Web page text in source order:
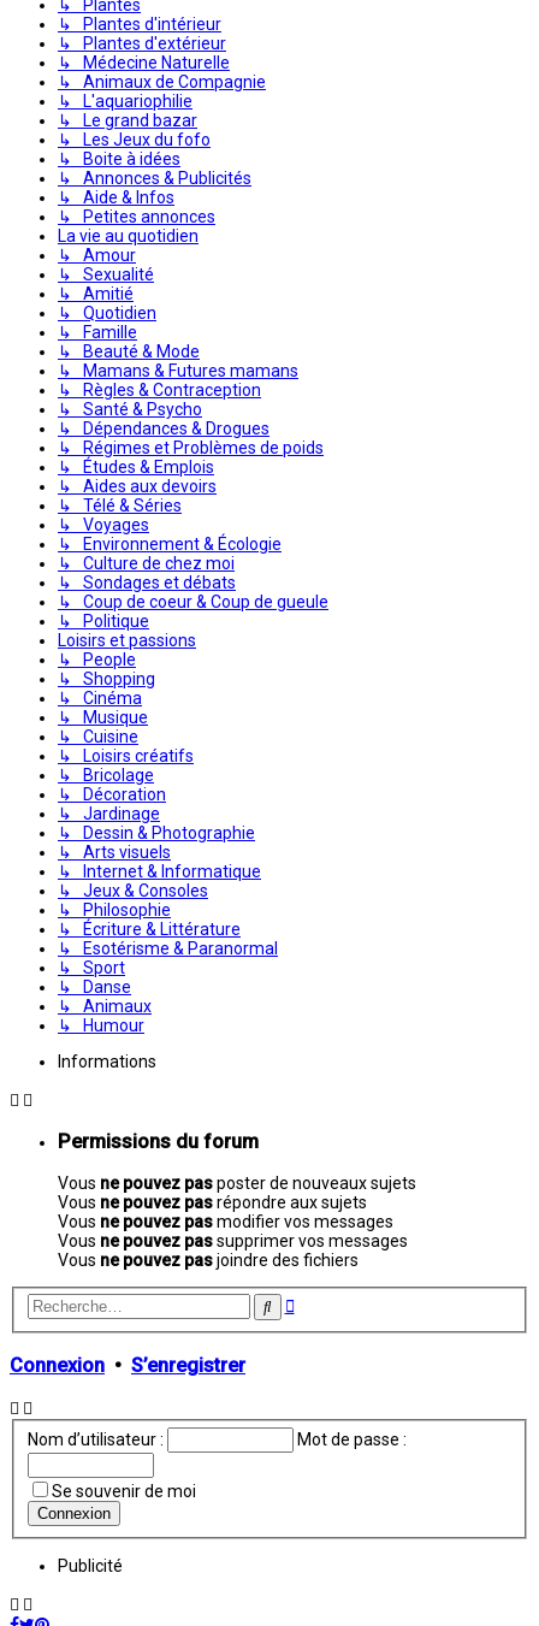
↳ Plantes
↳ Plantes d'intérieur
↳ Plantes d'extérieur
↳ Médecine Naturelle
↳ Animaux de Compagnie
↳ L'aquariophilie
↳ Le grand bazar
↳ Les Jeux du fofo
↳ Boite à idées
↳ Annonces & Publicités
↳ Aide & Infos
↳ Petites annonces
La vie au quotidien
↳ Amour
↳ Sexualité
↳ Amitié
↳ Quotidien
↳ Famille
↳ Beauté & Mode
↳ Mamans & Futures mamans
↳ Règles & Contraception
↳ Santé & Psycho
↳ Dépendances & Drogues
↳ Régimes et Problèmes de poids
↳ Études & Emplois
↳ Aides aux devoirs
↳ Télé & Séries
↳ Voyages
↳ Environnement & Écologie
↳ Culture de chez moi
↳ Sondages et débats
↳ Coup de coeur & Coup de gueule
↳ Politique
Loisirs et passions
↳ People
↳ Shopping
↳ Cinéma
↳ Musique
↳ Cuisine
↳ Loisirs créatifs
↳ Bricolage
↳ Décoration
↳ Jardinage
↳ Dessin & Photographie
↳ Arts visuels
↳ Internet & Informatique
↳ Jeux & Consoles
↳ Philosophie
↳ Écriture & Littérature
↳ Esotérisme & Paranormal
↳ Sport
↳ Danse
↳ Animaux
↳ Humour
Informations
Permissions du forum
Vous ne pouvez pasposter de nouveaux sujets
Vous ne pouvez pasrépondre aux sujets
Vous ne pouvez pasmodifier vos messages
Vous ne pouvez passupprimer vos messages
Vous ne pouvez pasjoindre des fichiers
Rechercher
Recherche
Connexion • S’enregistrer
Nom d’utilisateur : Mot de passe :
Se souvenir de moi
Publicité